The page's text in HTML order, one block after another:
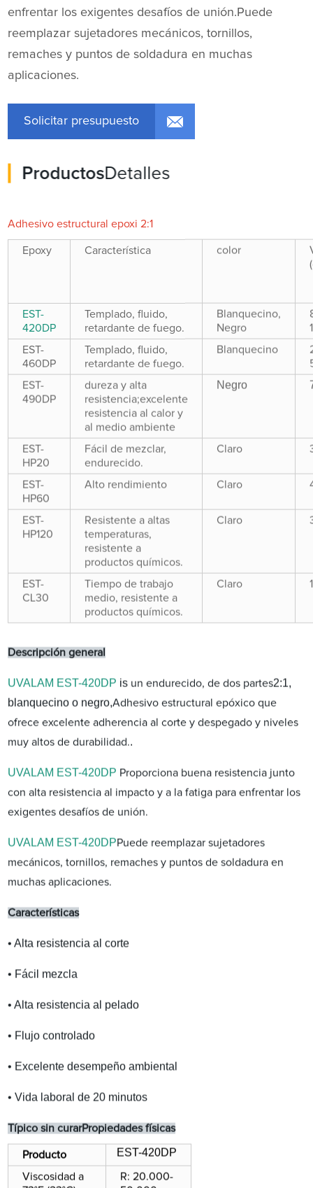
enfrentar los exigentes desafíos de unión.Puede
reemplazar sujetadores mecánicos, tornillos,
remaches y puntos de soldadura en muchas
aplicaciones.
Solicitar presupuesto
ProductosDetalles
Adhesivo estructural epoxi 2:1
Epoxy Característica color
EST-
420DP
Templado, fluido,
retardante de fuego.
Blanquecino,
Negro
EST-
460DP
Templado, fluido,
retardante de fuego.
Blanquecino
EST-
490DP
dureza y alta
resistencia;excelente
resistencia al calor y
al medio ambiente
Negro
EST-
HP20
Fácil de mezclar,
endurecido.
Claro
EST-
HP60
Alto rendimiento Claro
EST-
HP120
Resistente a altas
temperaturas,
resistente a
productos químicos.
Claro
EST-
CL30
Tiempo de trabajo
medio, resistente a
productos químicos.
Claro
Descripción general
UVALAM EST-420DP is un endurecido, de dos partes2:1,
blanquecino o negro,Adhesivo estructural epóxico que
ofrece excelente adherencia al corte y despegado y niveles
muy altos de durabilidad..
UVALAM EST-420DP Proporciona buena resistencia junto
con alta resistencia al impacto y a la fatiga para enfrentar los
exigentes desafíos de unión.
UVALAM EST-420DPPuede reemplazar sujetadores
mecánicos, tornillos, remaches y puntos de soldadura en
muchas aplicaciones.
Características
• Alta resistencia al corte
• Fácil mezcla
• Alta resistencia al pelado
• Flujo controlado
• Excelente desempeño ambiental
• Vida laboral de 20 minutos
Típico sin curarPropiedades físicas
Producto EST-420DP
Viscosidad a
R: 20.000-